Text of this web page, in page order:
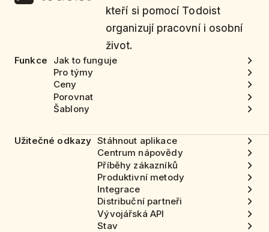
kteří si pomocí Todoist
organizují pracovní i osobní
život.
Funkce
Jak to funguje
Pro týmy
Ceny
Porovnat
Šablony
Užitečné odkazy Stáhnout aplikace
Centrum nápovědy
Příběhy zákazníků
Produktivní metody
Integrace
Distribuční partneři
Vývojářská API
Stav